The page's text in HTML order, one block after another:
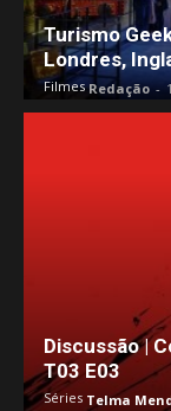
Turismo
Londres,
FilmesRedação-
Discussão |
T03 E03
Séries Telma